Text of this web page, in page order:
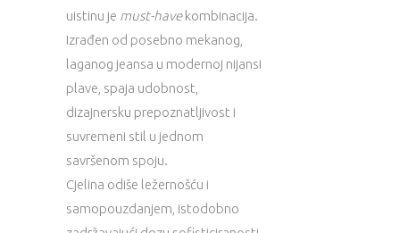
uistinu je must-havekombinacija.
Izrađen od posebno mekanog,
laganog jeansa u modernoj nijansi
plave, spaja udobnost,
dizajnersku prepoznatljivost i
suvremeni stil u jednom
savršenom spoju.
Cjelina odiše ležernošću i
samopouzdanjem, istodobno